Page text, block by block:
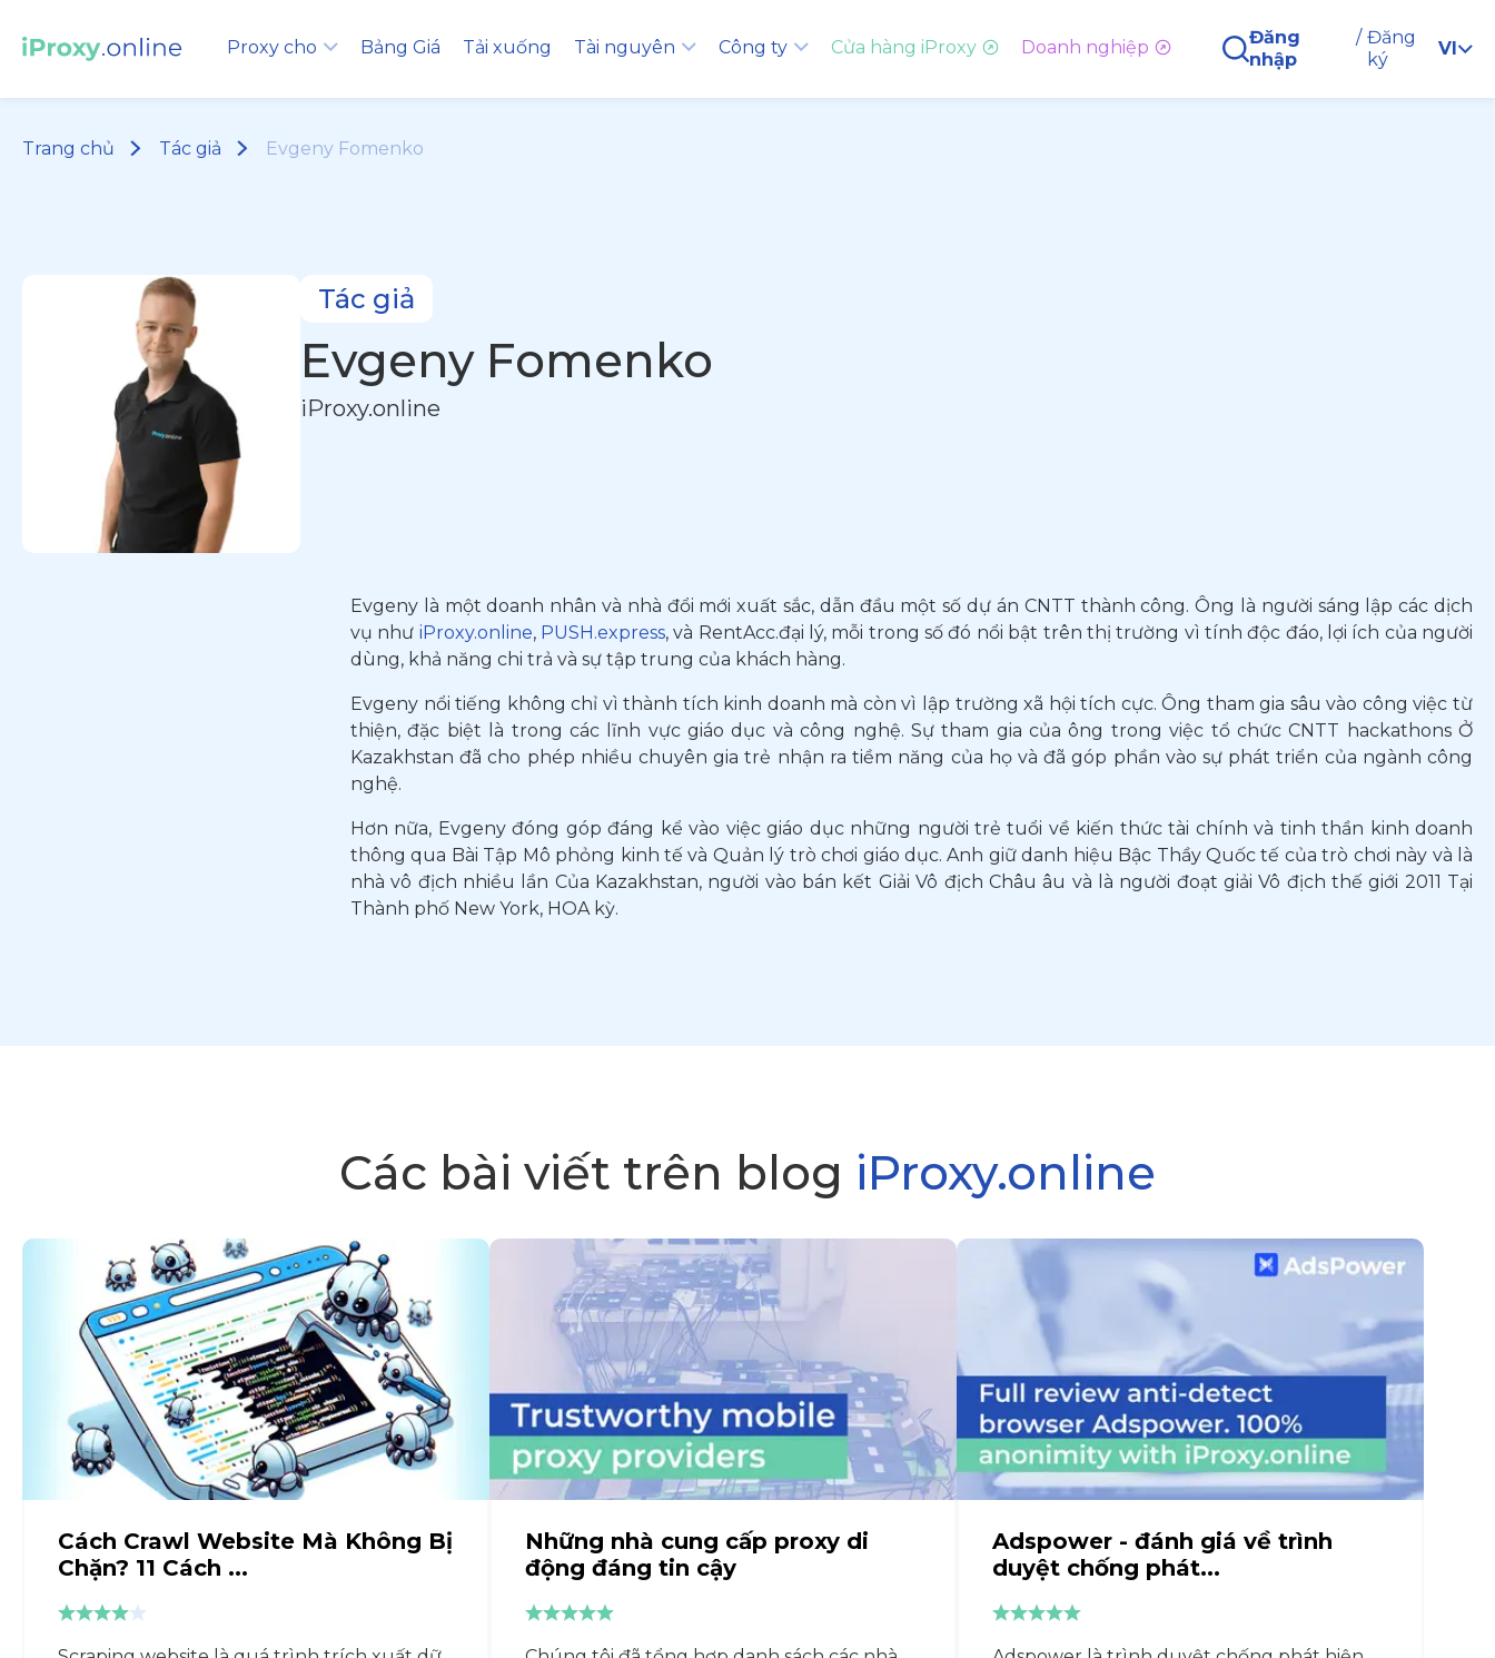
Proxy cho Bảng Giá Tải xuống Tài nguyên Công ty Cửa hàng iProxy Doanh nghiệp
Đăng
nhập
/ Đăng
ký
VI
Trang chủ Tác giả Evgeny Fomenko
Tác giả
Evgeny Fomenko
iProxy.online
Evgeny là một doanh nhân và nhà đổi mới xuất sắc, dẫn đầu một số dự án CNTT thành công. Ông là người sáng lập các dịch
vụ như iProxy.online, PUSH.express, và RentAcc.đại lý, mỗi trong số đó nổi bật trên thị trường vì tính độc đáo, lợi ích của người
dùng, khả năng chi trả và sự tập trung của khách hàng.
Evgeny nổi tiếng không chỉ vì thành tích kinh doanh mà còn vì lập trường xã hội tích cực. Ông tham gia sâu vào công việc từ
thiện, đặc biệt là trong các lĩnh vực giáo dục và công nghệ. Sự tham gia của ông trong việc tổ chức CNTT hackathons Ở
Kazakhstan đã cho phép nhiều chuyên gia trẻ nhận ra tiềm năng của họ và đã góp phần vào sự phát triển của ngành công
nghệ.
Hơn nữa, Evgeny đóng góp đáng kể vào việc giáo dục những người trẻ tuổi về kiến thức tài chính và tinh thần kinh doanh
thông qua Bài Tập Mô phỏng kinh tế và Quản lý trò chơi giáo dục. Anh giữ danh hiệu Bậc Thầy Quốc tế của trò chơi này và là
nhà vô địch nhiều lần Của Kazakhstan, người vào bán kết Giải Vô địch Châu âu và là người đoạt giải Vô địch thế giới 2011 Tại
Thành phố New York, HOA kỳ.
Các bài viết trên blog iProxy.online
Cách Crawl Website Mà Không Bị
Chặn? 11 Cách ...
Những nhà cung cấp proxy di
động đáng tin cậy
Adspower - đánh giá về trình
duyệt chống phát...